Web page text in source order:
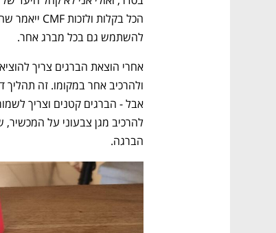
נפתח
הבית של ההייטק הישראלי
נפתח
להשתמש גם בכל מברג אחר.
הברגה.